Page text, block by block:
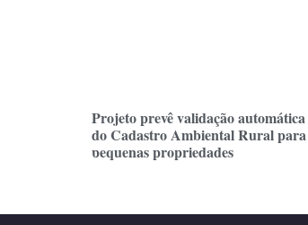
Projeto prevê validação automática
do Cadastro Ambiental Rural para
pequenas propriedades